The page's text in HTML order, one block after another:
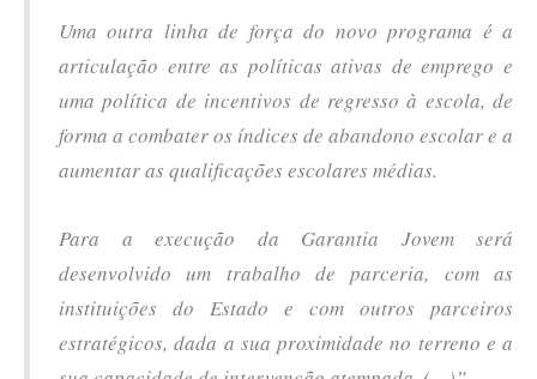
Uma outra linha de força do novo programa é a
articulação entre as políticas ativas de emprego e
uma política de incentivos de regresso à escola, de
forma a combater os índices de abandono escolar e a
aumentar as qualificações escolares médias.
Para a execução da Garantia Jovem será
desenvolvido um trabalho de parceria, com as
instituições do Estado e com outros parceiros
estratégicos, dada a sua proximidade no terreno e a